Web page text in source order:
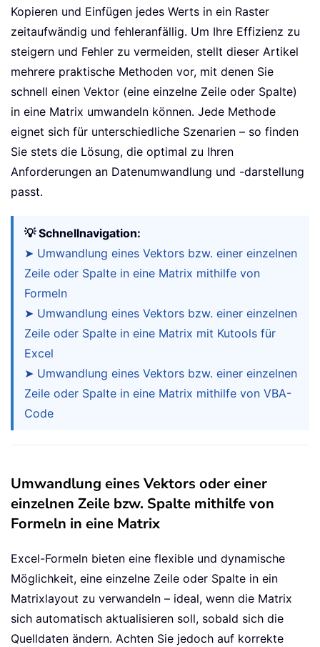
Kopieren und Einfügen jedes Werts in ein Raster
zeitaufwändig und fehleranfällig. Um Ihre Effizienz zu
steigern und Fehler zu vermeiden, stellt dieser Artikel
mehrere praktische Methoden vor, mit denen Sie
schnell einen Vektor (eine einzelne Zeile oder Spalte)
in eine Matrix umwandeln können. Jede Methode
eignet sich für unterschiedliche Szenarien – so finden
Sie stets die Lösung, die optimal zu Ihren
Anforderungen an Datenumwandlung und -darstellung
passt.
💡 Schnellnavigation:
➤ Umwandlung eines Vektors bzw. einer einzelnen
Zeile oder Spalte in eine Matrix mithilfe von
Formeln
➤ Umwandlung eines Vektors bzw. einer einzelnen
Zeile oder Spalte in eine Matrix mit Kutools für
Excel
➤ Umwandlung eines Vektors bzw. einer einzelnen
Zeile oder Spalte in eine Matrix mithilfe von VBA-
Code
Umwandlung eines Vektors oder einer
einzelnen Zeile bzw. Spalte mithilfe von
Formeln in eine Matrix
Excel-Formeln bieten eine flexible und dynamische
Möglichkeit, eine einzelne Zeile oder Spalte in ein
Matrixlayout zu verwandeln – ideal, wenn die Matrix
sich automatisch aktualisieren soll, sobald sich die
Quelldaten ändern. Achten Sie jedoch auf korrekte